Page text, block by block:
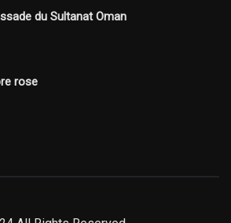
du Sultanat Oman
rose